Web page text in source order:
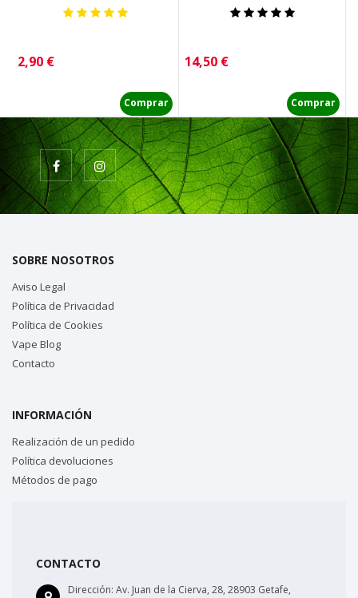
Precio
2,90 €
Comprar
Precio
14,50 €
Comprar
SOBRE NOSOTROS
Aviso Legal
Política de Privacidad
Política de Cookies
Vape Blog
Contacto
INFORMACIÓN
Realización de un pedido
Política devoluciones
Métodos de pago
CONTACTO
Dirección: Av. Juan de la Cierva, 28, 28903 Getafe,